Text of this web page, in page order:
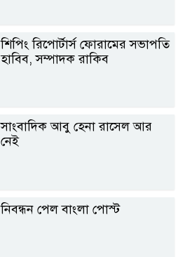
শিপিং রিপোর্টার্স ফোরামের সভাপতি
হাবিব, সম্পাদক রাকিব
সাংবাদিক আবু হেনা রাসেল আর
নেই
নিবন্ধন পেল বাংলা পোস্ট